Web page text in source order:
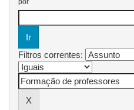
Filtros correntes: